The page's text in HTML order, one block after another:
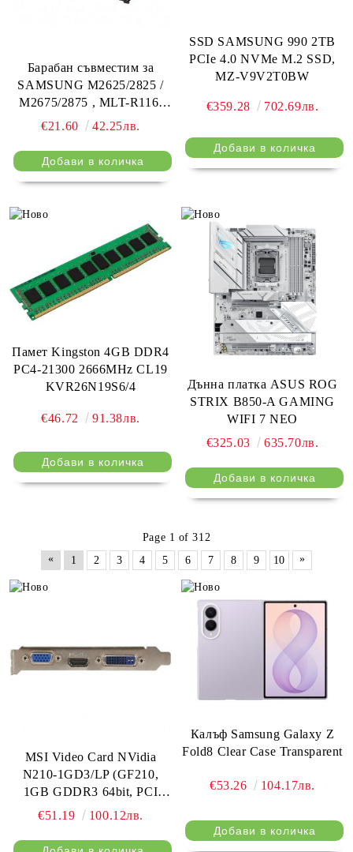
Барабан съвместим за
SAMSUNG M2625/2825 /
M2675/2875 , MLT-R116,
Uprint
€21.60 42.25лв.
SSD SAMSUNG 990 2TB
PCIe 4.0 NVMe M.2 SSD,
MZ-V9V2T0BW
€359.28 702.69лв.
Памет Kingston 4GB DDR4
PC4-21300 2666MHz CL19
KVR26N19S6/4
€46.72 91.38лв.
Дънна платка ASUS ROG
STRIX B850-A GAMING
WIFI 7 NEO
€325.03
635.70лв.
Page 1 of 312
«
1 2 3 4 5 6 7 8 9 10 »
MSI Video Card NVidia
N210-1GD3/LP (GF210,
1GB GDDR3 64bit, PCI
Express x16 2.0, DVI,
€51.19 100.12лв.
Калъф Samsung Galaxy Z
Fold8 Clear Case Transparent
€53.26 104.17лв.